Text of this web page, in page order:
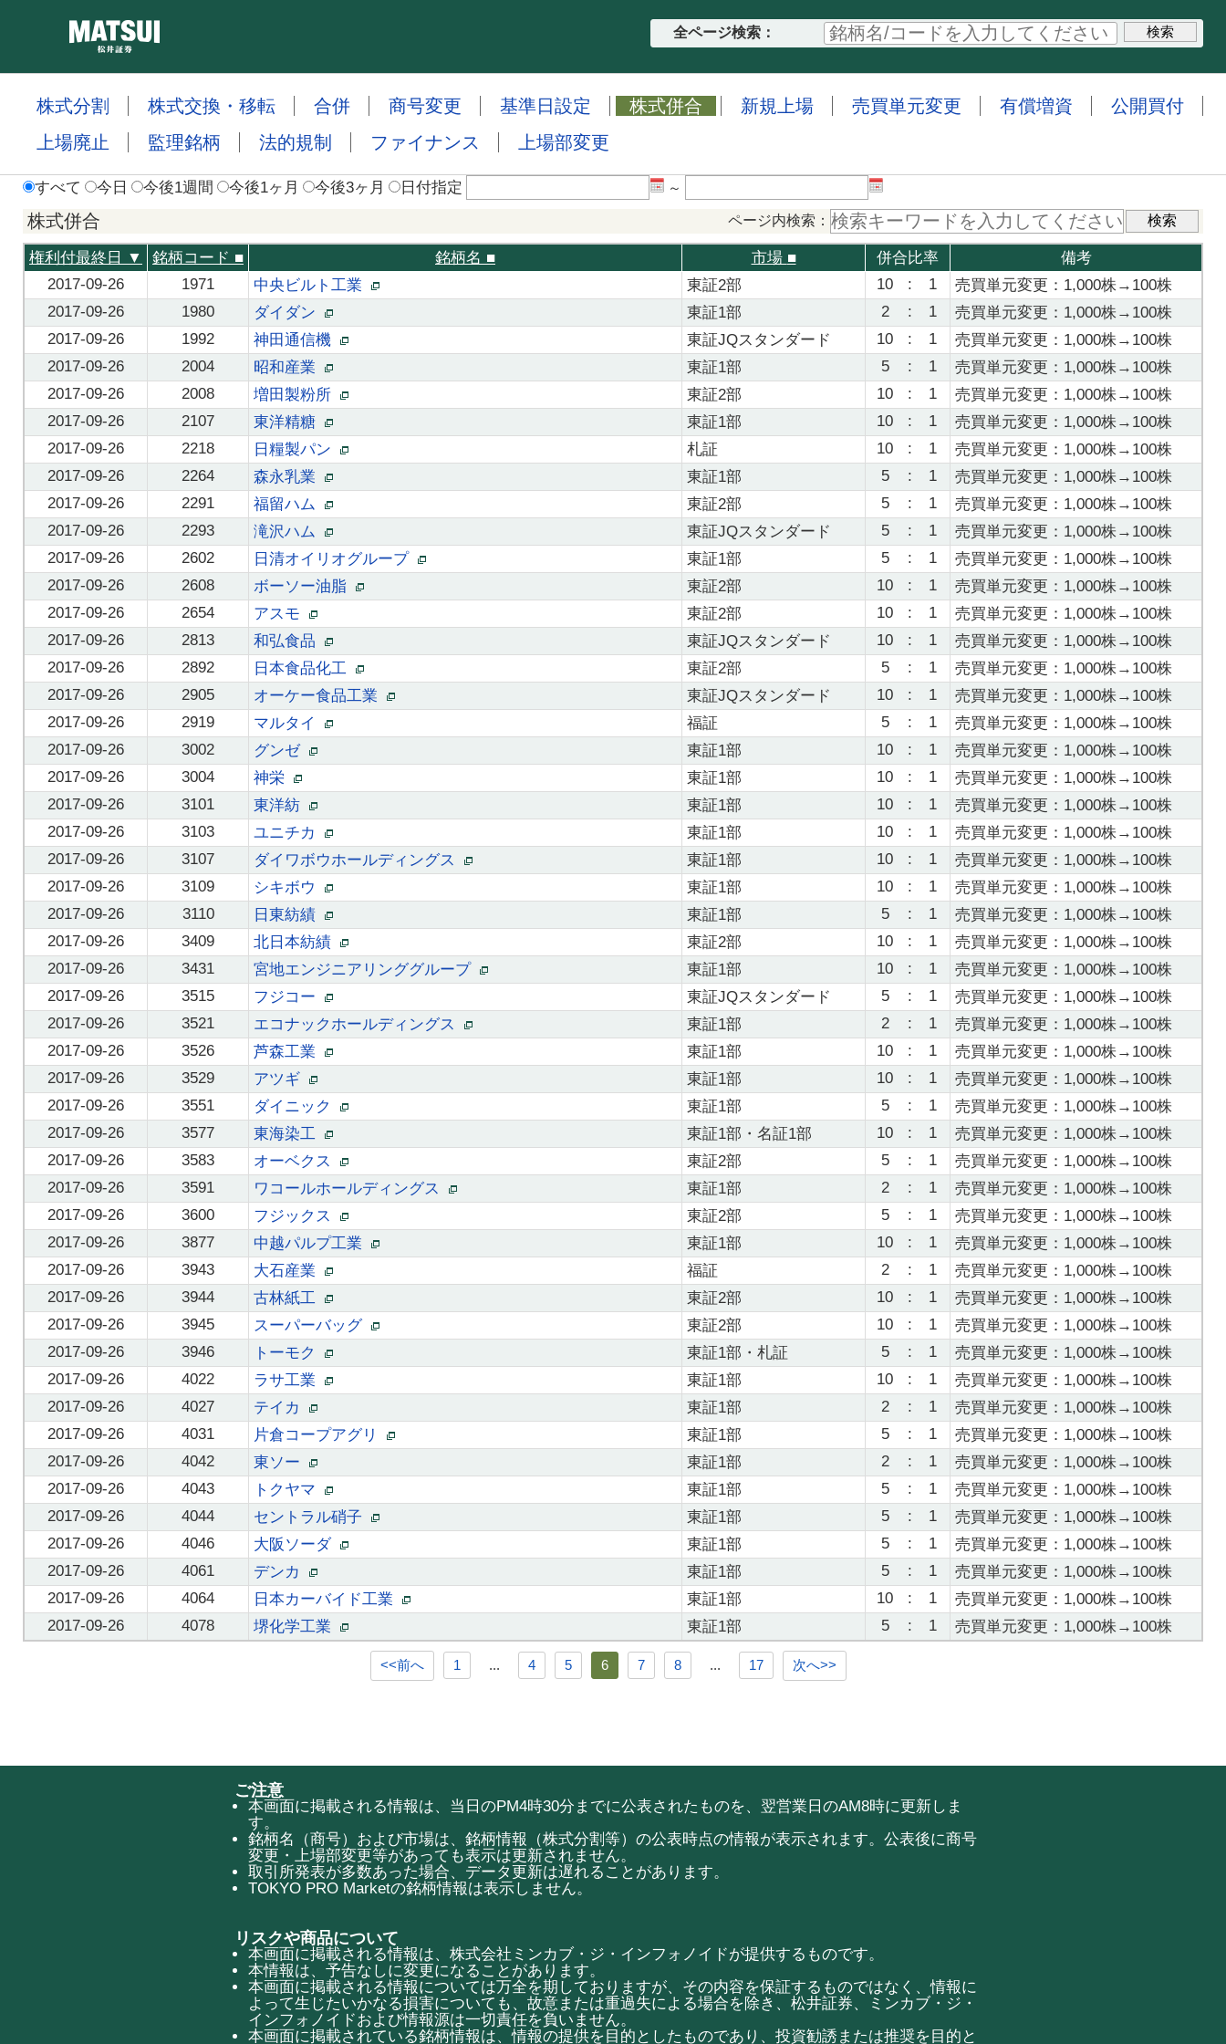
全ページ検索：
株式分割 株式交換・移転 合併 商号変更 基準日設定 株式併合 新規上場 売買単元変更 有償増資
公開買付
上場廃止
監理銘柄 法的規制 ファイナンス 上場部変更
すべて 今日 今後1週間 今後1ヶ月 今後3ヶ月 日付指定 ～
株式併合 ページ内検索：
権利付最終日 ▼ 銘柄コード ■ 銘柄名 ■ 市場 ■ 併合比率
備考
2017-09-26
1971 中央ビルト工業 東証2部 10 : 1
売買単元変更：1,000株→100株
2017-09-26
1980 ダイダン 東証1部 2 : 1
売買単元変更：1,000株→100株
2017-09-26
1992 神田通信機 東証JQスタンダード 10 : 1
売買単元変更：1,000株→100株
2017-09-26
2004 昭和産業 東証1部 5 : 1
売買単元変更：1,000株→100株
2017-09-26
2008 増田製粉所 東証2部 10 : 1
売買単元変更：1,000株→100株
2017-09-26
2107 東洋精糖 東証1部 10 : 1
売買単元変更：1,000株→100株
2017-09-26
2218 日糧製パン 札証 10 : 1
売買単元変更：1,000株→100株
2017-09-26
2264 森永乳業 東証1部 5 : 1
売買単元変更：1,000株→100株
2017-09-26
2291 福留ハム 東証2部 5 : 1
売買単元変更：1,000株→100株
2017-09-26
2293 滝沢ハム 東証JQスタンダード 5 : 1
売買単元変更：1,000株→100株
2017-09-26
2602 日清オイリオグループ 東証1部 5 : 1
売買単元変更：1,000株→100株
2017-09-26
2608 ボーソー油脂 東証2部 10 : 1
売買単元変更：1,000株→100株
2017-09-26
2654 アスモ 東証2部 10 : 1
売買単元変更：1,000株→100株
2017-09-26
2813 和弘食品 東証JQスタンダード 10 : 1
売買単元変更：1,000株→100株
2017-09-26
2892 日本食品化工 東証2部 5 : 1
売買単元変更：1,000株→100株
2017-09-26
2905 オーケー食品工業 東証JQスタンダード 10 : 1
売買単元変更：1,000株→100株
2017-09-26
2919 マルタイ 福証 5 : 1
売買単元変更：1,000株→100株
2017-09-26
3002 グンゼ 東証1部 10 : 1
売買単元変更：1,000株→100株
2017-09-26
3004 神栄 東証1部 10 : 1
売買単元変更：1,000株→100株
2017-09-26
3101 東洋紡 東証1部 10 : 1
売買単元変更：1,000株→100株
2017-09-26
3103 ユニチカ 東証1部 10 : 1
売買単元変更：1,000株→100株
2017-09-26
3107 ダイワボウホールディングス 東証1部 10 : 1
売買単元変更：1,000株→100株
2017-09-26
3109 シキボウ 東証1部 10 : 1
売買単元変更：1,000株→100株
2017-09-26
3110 日東紡績 東証1部 5 : 1
売買単元変更：1,000株→100株
2017-09-26
3409 北日本紡績 東証2部 10 : 1
売買単元変更：1,000株→100株
2017-09-26
3431 宮地エンジニアリンググループ 東証1部 10 : 1
売買単元変更：1,000株→100株
2017-09-26
3515 フジコー 東証JQスタンダード 5 : 1
売買単元変更：1,000株→100株
2017-09-26
3521 エコナックホールディングス 東証1部 2 : 1
売買単元変更：1,000株→100株
2017-09-26
3526 芦森工業 東証1部 10 : 1
売買単元変更：1,000株→100株
2017-09-26
3529 アツギ 東証1部 10 : 1
売買単元変更：1,000株→100株
2017-09-26
3551 ダイニック 東証1部 5 : 1
売買単元変更：1,000株→100株
2017-09-26
3577 東海染工 東証1部・名証1部 10 : 1
売買単元変更：1,000株→100株
2017-09-26
3583 オーベクス 東証2部 5 : 1
売買単元変更：1,000株→100株
2017-09-26
3591 ワコールホールディングス 東証1部 2 : 1
売買単元変更：1,000株→100株
2017-09-26
3600 フジックス 東証2部 5 : 1
売買単元変更：1,000株→100株
2017-09-26
3877 中越パルプ工業 東証1部 10 : 1
売買単元変更：1,000株→100株
2017-09-26
3943 大石産業 福証 2 : 1
売買単元変更：1,000株→100株
2017-09-26
3944 古林紙工 東証2部 10 : 1
売買単元変更：1,000株→100株
2017-09-26
3945 スーパーバッグ 東証2部 10 : 1
売買単元変更：1,000株→100株
2017-09-26
3946 トーモク 東証1部・札証 5 : 1
売買単元変更：1,000株→100株
2017-09-26
4022 ラサ工業 東証1部 10 : 1
売買単元変更：1,000株→100株
2017-09-26
4027 テイカ 東証1部 2 : 1
売買単元変更：1,000株→100株
2017-09-26
4031 片倉コープアグリ 東証1部 5 : 1
売買単元変更：1,000株→100株
2017-09-26
4042 東ソー 東証1部 2 : 1
売買単元変更：1,000株→100株
2017-09-26
4043 トクヤマ 東証1部 5 : 1
売買単元変更：1,000株→100株
2017-09-26
4044 セントラル硝子 東証1部 5 : 1
売買単元変更：1,000株→100株
2017-09-26
4046 大阪ソーダ 東証1部 5 : 1
売買単元変更：1,000株→100株
2017-09-26
4061 デンカ 東証1部 5 : 1
売買単元変更：1,000株→100株
2017-09-26
4064 日本カーバイド工業 東証1部 10 : 1
売買単元変更：1,000株→100株
2017-09-26
4078 堺化学工業 東証1部 5 : 1 売買単元変更：1,000株→100株
<<前へ 1 ... 4 5 6 7 8 ... 17 次へ>>
ご注意
本画面に掲載される情報は、当日のPM4時30分までに公表されたものを、翌営業日のAM8時に更新しま
す。
銘柄名（商号）および市場は、銘柄情報（株式分割等）の公表時点の情報が表示されます。公表後に商号
変更・上場部変更等があっても表示は更新されません。
取引所発表が多数あった場合、データ更新は遅れることがあります。
TOKYO PRO Marketの銘柄情報は表示しません。
リスクや商品について
本画面に掲載される情報は、株式会社ミンカブ・ジ・インフォノイドが提供するものです。
本情報は、予告なしに変更になることがあります。
本画面に掲載される情報については万全を期しておりますが、その内容を保証するものではなく、情報に
よって生じたいかなる損害についても、故意または重過失による場合を除き、松井証券、ミンカブ・ジ・
インフォノイドおよび情報源は一切責任を負いません。
本画面に掲載されている銘柄情報は、情報の提供を目的としたものであり、投資勧誘または推奨を目的と